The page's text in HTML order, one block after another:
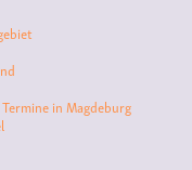
antifa
Musik#cubakultur
in Magdeburg